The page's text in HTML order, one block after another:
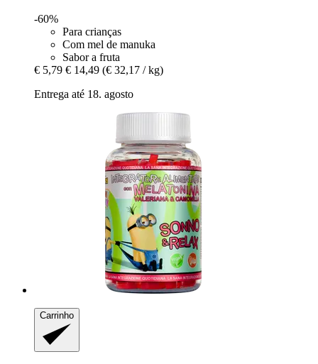
-60%
Para crianças
Com mel de manuka
Sabor a fruta
€ 5,79 € 14,49 (€ 32,17 / kg)
Entrega até 18. agosto
Carrinho